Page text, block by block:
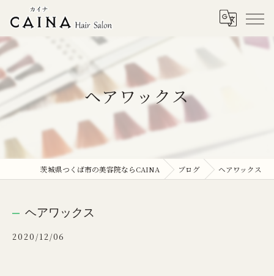
ヘアワックス
茨城県つくば市の美容院ならCAINA ブログ ヘアワックス
ヘアワックス
2020/12/06